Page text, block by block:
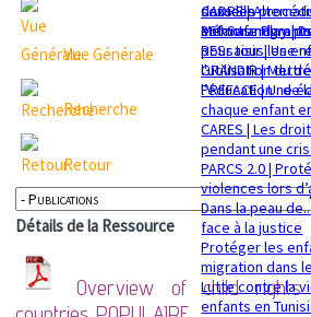
sexuelle
Mémorandum
dans les
360 Safe Play |
pour tous les
GRANDIR |
l’éducation : de
CADRE |
enfants
RESsaisir | Une
l'utilisation du
PREFACE | Une
chaque enfant
CARES | Les
pendant une
PARCS 2.0 |
violences lors
Dans la peau
face à la justice
Protéger les
migration dans
Lutte contre la
enfants en
Vue Générale
Recherche
Retour
Détails de la Ressource
Overview of child